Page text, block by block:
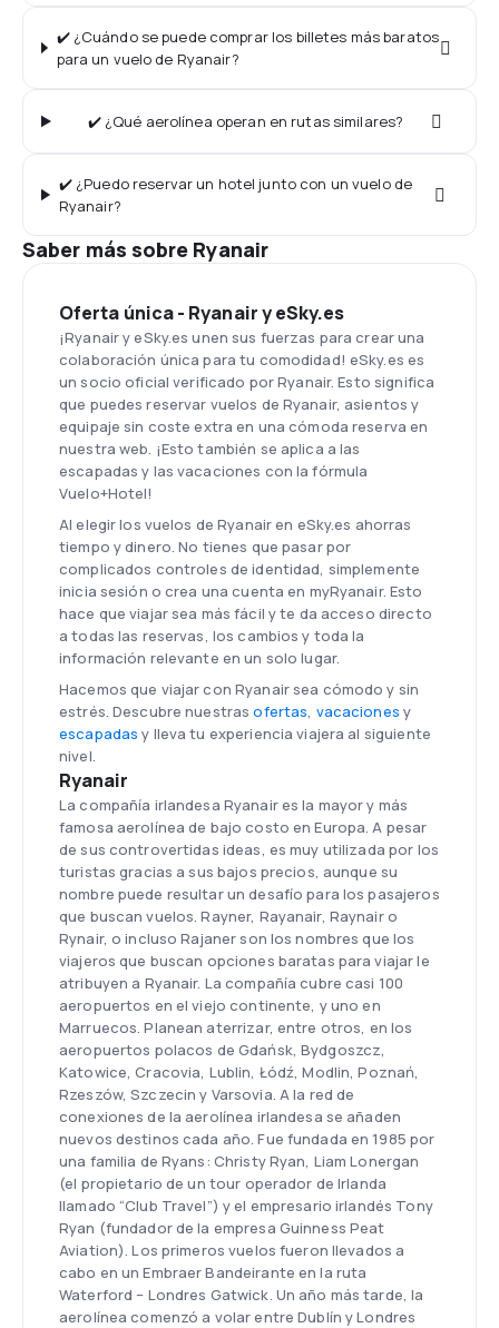
✔️ ¿Cuándo se puede comprar los billetes más baratos
para un vuelo de Ryanair?
✔️ ¿Qué aerolínea operan en rutas similares?
✔️ ¿Puedo reservar un hotel junto con un vuelo de
Ryanair?
Saber más sobre Ryanair
Oferta única - Ryanair y eSky.es
¡Ryanair y eSky.es unen sus fuerzas para crear una
colaboración única para tu comodidad! eSky.es es
un socio oficial verificado por Ryanair. Esto significa
que puedes reservar vuelos de Ryanair, asientos y
equipaje sin coste extra en una cómoda reserva en
nuestra web. ¡Esto también se aplica a las
escapadas y las vacaciones con la fórmula
Vuelo+Hotel!
Al elegir los vuelos de Ryanair en eSky.es ahorras
tiempo y dinero. No tienes que pasar por
complicados controles de identidad, simplemente
inicia sesión o crea una cuenta en myRyanair. Esto
hace que viajar sea más fácil y te da acceso directo
a todas las reservas, los cambios y toda la
información relevante en un solo lugar.
Hacemos que viajar con Ryanair sea cómodo y sin
estrés. Descubre nuestrasofertas, vacaciones y
escapadas y lleva tu experiencia viajera al siguiente
nivel.
Ryanair
La compañía irlandesa Ryanair es la mayor y más
famosa aerolínea de bajo costo en Europa. A pesar
de sus controvertidas ideas, es muy utilizada por los
turistas gracias a sus bajos precios, aunque su
nombre puede resultar un desafío para los pasajeros
que buscan vuelos. Rayner, Rayanair, Raynair o
Rynair, o incluso Rajaner son los nombres que los
viajeros que buscan opciones baratas para viajar le
atribuyen a Ryanair. La compañía cubre casi 100
aeropuertos en el viejo continente, y uno en
Marruecos. Planean aterrizar, entre otros, en los
aeropuertos polacos de Gdańsk, Bydgoszcz,
Katowice, Cracovia, Lublin, Łódź, Modlin, Poznań,
Rzeszów, Szczecin y Varsovia. A la red de
conexiones de la aerolínea irlandesa se añaden
nuevos destinos cada año. Fue fundada en 1985 por
una familia de Ryans: Christy Ryan, Liam Lonergan
(el propietario de un tour operador de Irlanda
llamado “Club Travel”) y el empresario irlandés Tony
Ryan (fundador de la empresa Guinness Peat
Aviation). Los primeros vuelos fueron llevados a
cabo en un Embraer Bandeirante en la ruta
Waterford – Londres Gatwick. Un año más tarde, la
aerolínea comenzó a volar entre Dublín y Londres